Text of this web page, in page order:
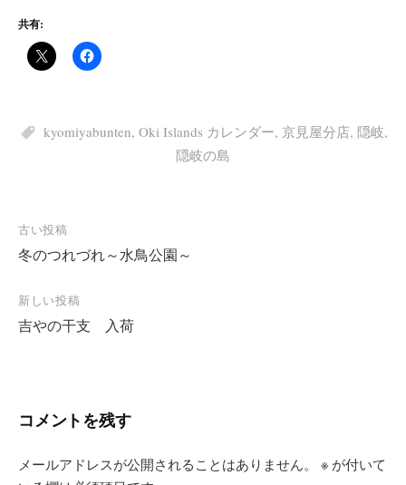
共有:
kyomiyabunten, Oki Islands カレンダー, 京見屋分店, 隠岐,
隠岐の島
投
稿
ナ
ビ
ゲ
ョ
古い投稿
冬のつれづれ～水鳥公園～
新しい投稿
吉やの干支 入荷
コメントを残す
メールアドレスが公開されることはありません。 ※ が付いて